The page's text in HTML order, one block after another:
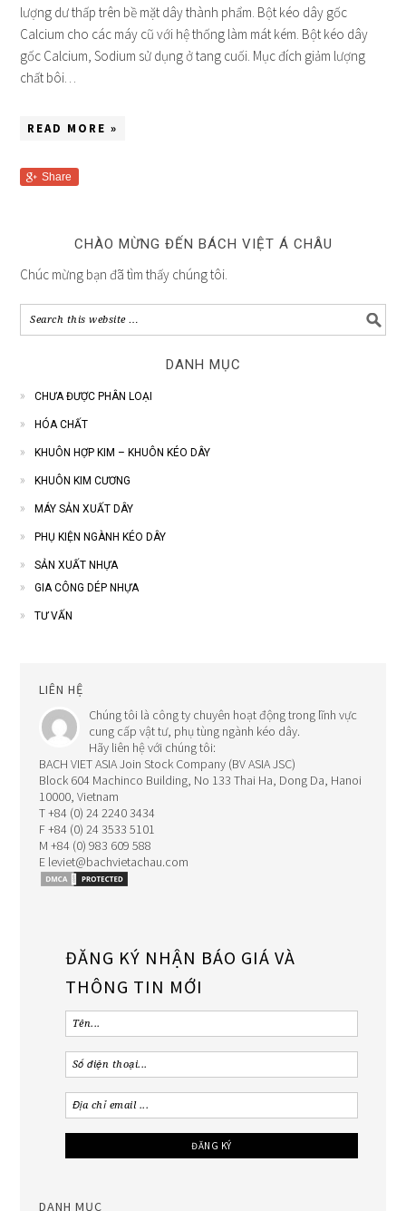
lượng dư thấp trên bề mặt dây thành phẩm. Bột kéo dây gốc
Calcium cho các máy cũ với hệ thống làm mát kém. Bột kéo dây
gốc Calcium, Sodium sử dụng ở tang cuối. Mục đích giảm lượng
chất bôi…
READ MORE »
Share
CHÀO MỪNG ĐẾN BÁCH VIỆT Á CHÂU
Chúc mừng bạn đã tìm thấy chúng tôi.
DANH MỤC
CHƯA ĐƯỢC PHÂN LOẠI
HÓA CHẤT
KHUÔN HỢP KIM – KHUÔN KÉO DÂY
KHUÔN KIM CƯƠNG
MÁY SẢN XUẤT DÂY
PHỤ KIỆN NGÀNH KÉO DÂY
SẢN XUẤT NHỰA
GIA CÔNG DÉP NHỰA
TƯ VẤN
LIÊN HỆ
Chúng tôi là công ty chuyên hoạt động trong lĩnh vực
cung cấp vật tư, phụ tùng ngành kéo dây.
Hãy liên hệ với chúng tôi:
BACH VIET ASIA Join Stock Company (BV ASIA JSC)
Block 604 Machinco Building, No 133 Thai Ha, Dong Da, Hanoi
10000, Vietnam
T +84 (0) 24 2240 3434
F +84 (0) 24 3533 5101
M +84 (0) 983 609 588
E leviet@bachvietachau.com
ĐĂNG KÝ NHẬN BÁO GIÁ VÀ
THÔNG TIN MỚI
DANH MỤC